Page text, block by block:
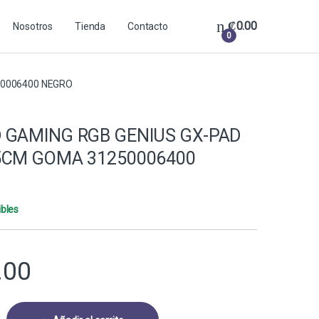
Nosotros Tienda Contacto
0
₡0.00
NEGRO
GAMING RGB GENIUS GX-PAD
GOMA 31250006400
RGB GENIUS GX-PAD 600H 35X25CM GOMA 31250006400 NEGRO